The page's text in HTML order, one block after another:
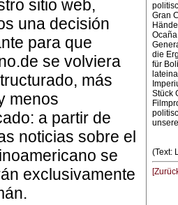
sitio web,
una decisión
para que
se volviera
más
menos
a partir de
noticias sobre el
se
exclusivamente
Gran
die
für
Stück
(Text: